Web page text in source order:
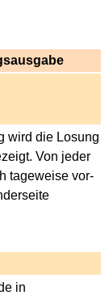
wird die Losung
Von jeder
tageweise vor-
in